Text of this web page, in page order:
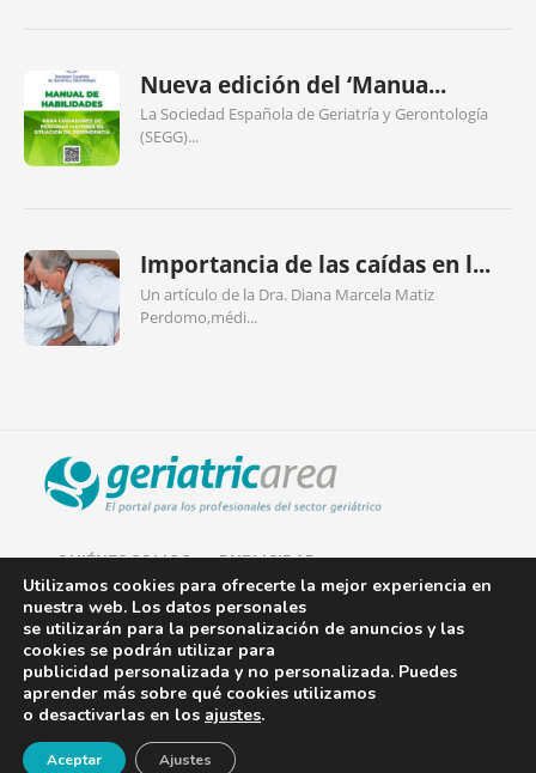
Nueva edición del ‘Manua...
La Sociedad Española de Geriatría y Gerontología
(SEGG)...
Importancia de las caídas en l...
Un artículo de la Dra. Diana Marcela Matiz
Perdomo,médi...
QUIÉNES SOMOS PUBLICIDAD
AVISO LEGAL
POLÍTICA DE COOKIES
POLÍTICA DE PRIVACIDAD
CONTACTO¡Newsletter!
Utilizamos cookies para ofrecerte la mejor experiencia en
nuestra web. Los datos personales
se utilizarán para la personalización de anuncios y las
cookies se podrán utilizar para
publicidad personalizada y no personalizada. Puedes
aprender más sobre qué cookies utilizamos
o desactivarlas en los ajustes.
Aceptar Ajustes